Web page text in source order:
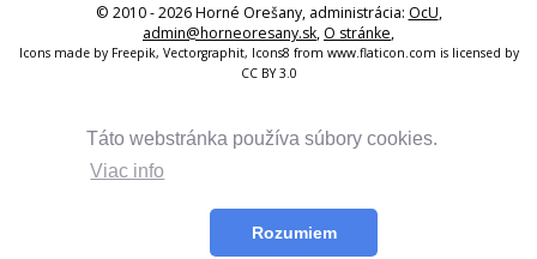
Táto webstránka používa súbory cookies.
Viac info
Rozumiem
© 2010 - 2026 Horné Orešany, administrácia: OcU,
admin@horneoresany.sk, O stránke,
Icons made by Freepik, Vectorgraphit, Icons8 from www.flaticon.com is licensed by
CC BY 3.0